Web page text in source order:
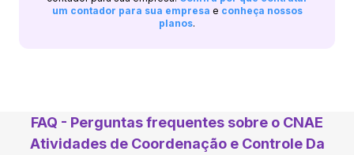
um contador para sua empresa e conheça nossos
planos.
FAQ - Perguntas frequentes sobre o CNAE
Atividades de Coordenação e Controle Da